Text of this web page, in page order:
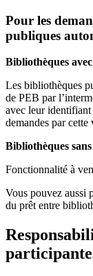
Pour les
publiques
Bibliothèques
Les bibliothèques
de PEB par
avec leur identifiant
demandes par cette
Bibliothèques
Fonctionnalité à
Vous pouvez aussi
du prêt entre